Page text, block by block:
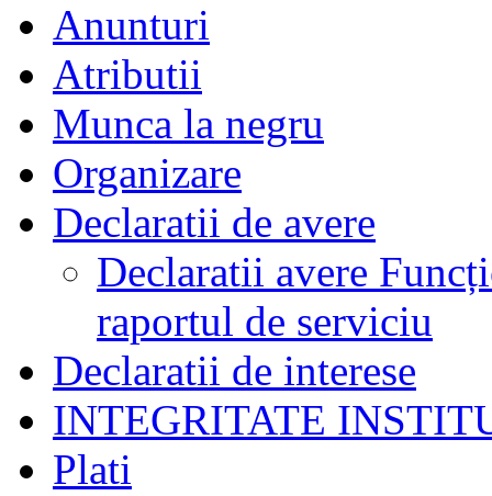
Anunturi
Atributii
Munca la negru
Organizare
Declaratii de avere
Declaratii avere
raportul de serviciu
Declaratii de interese
INTEGRITATE
Plati